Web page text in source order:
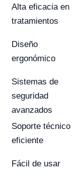
Alta eficacia en
tratamientos
Diseño
ergonómico
Sistemas de
seguridad
avanzados
Soporte técnico
eficiente
Fácil de usar